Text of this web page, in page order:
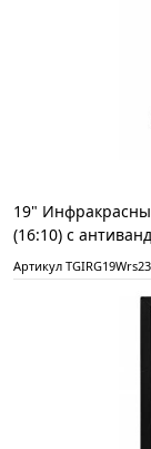
19"
(16:10) с
Артикул